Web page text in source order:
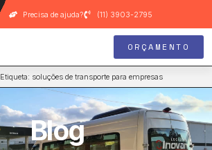
Precisa de ajuda? (11) 3903-2795
ORÇAMENTO
Etiqueta: soluções de transporte para empresas
Blog